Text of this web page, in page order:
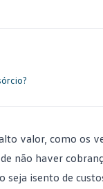
valor, como os
não haver
isento de